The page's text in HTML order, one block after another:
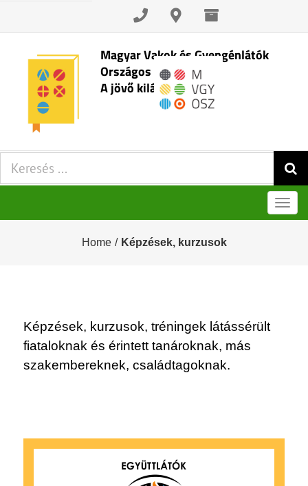
Skip
content
Magyar Vakok és Gyengénlátók
Országos Szövetsége
A jövő kilátásai
Keresés:
Home / Képzések, kurzusok
Képzések, kurzusok, tréningek látássérült
fiataloknak és érintett tanároknak, más
szakembereknek, családtagoknak.